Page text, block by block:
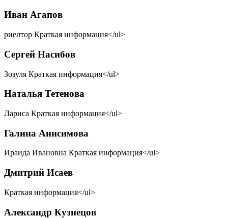
Иван Агапов
риелтор Краткая информация</ul>
Сергей Насибов
Зозуля Краткая информация</ul>
Наталья Тетенова
Лариса Краткая информация</ul>
Галина Анисимова
Ираида Ивановна Краткая информация</ul>
Дмитрий Исаев
Краткая информация</ul>
Александр Кузнецов